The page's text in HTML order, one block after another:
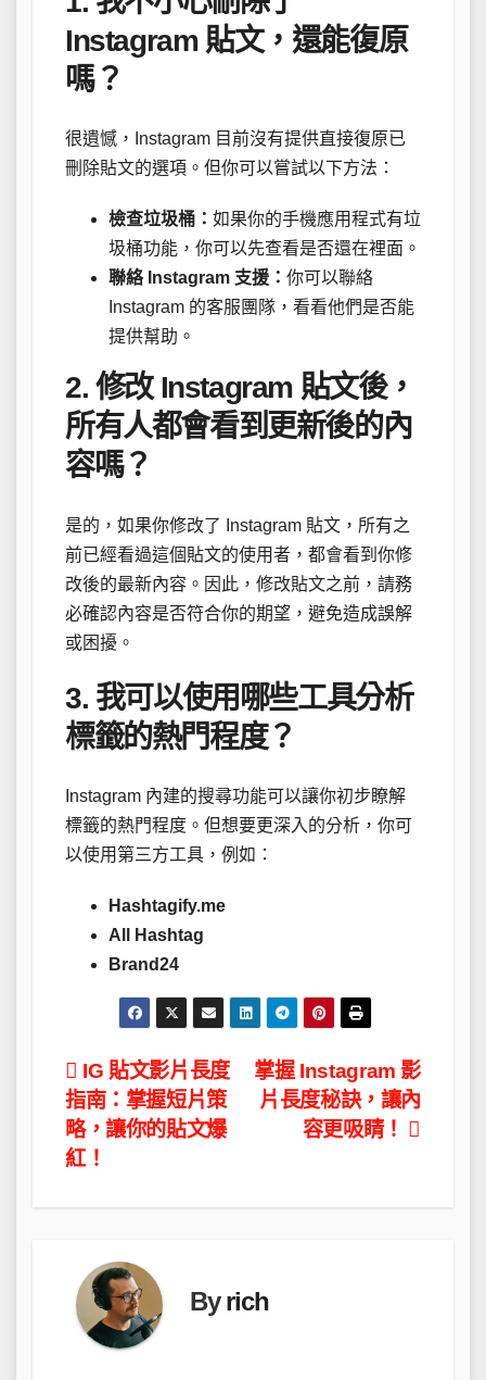
Instagram 貼文，還能復原
嗎？
很遺憾，Instagram 目前沒有提供直接復原已
刪除貼文的選項。但你可以嘗試以下方法：
檢查垃圾桶： 如果你的手機應用程式有垃
圾桶功能，你可以先查看是否還在裡面。
聯絡 Instagram 支援： 你可以聯絡
Instagram 的客服團隊，看看他們是否能
提供幫助。
2. 修改 Instagram 貼文後，
所有人都會看到更新後的內
容嗎？
是的，如果你修改了 Instagram 貼文，所有之
前已經看過這個貼文的使用者，都會看到你修
改後的最新內容。因此，修改貼文之前，請務
必確認內容是否符合你的期望，避免造成誤解
或困擾。
3. 我可以使用哪些工具分析
標籤的熱門程度？
Instagram 內建的搜尋功能可以讓你初步瞭解
標籤的熱門程度。但想要更深入的分析，你可
以使用第三方工具，例如：
Hashtagify.me
All Hashtag
Brand24
文
章
導
覽
掌握 Instagram 影
片長度秘訣，讓內
容更吸睛！
IG 貼文影片長度
指南：掌握短片策
略，讓你的貼文爆
紅！
Byrich